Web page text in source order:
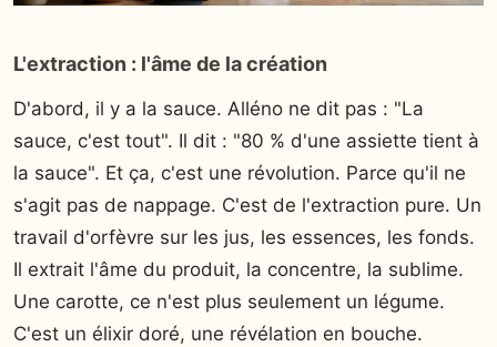
L'extraction : l'âme de la création
D'abord, il y a la sauce. Alléno ne dit pas : "La
sauce, c'est tout". Il dit : "80 % d'une assiette tient à
la sauce". Et ça, c'est une révolution. Parce qu'il ne
s'agit pas de nappage. C'est de l'extraction pure. Un
travail d'orfèvre sur les jus, les essences, les fonds.
Il extrait l'âme du produit, la concentre, la sublime.
Une carotte, ce n'est plus seulement un légume.
C'est un élixir doré, une révélation en bouche.